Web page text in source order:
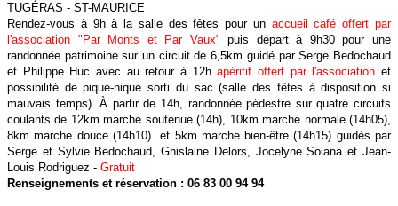
TUGÉRAS - ST-MAURICE
Rendez-vous à 9h à la salle des fêtes pour un accueil café offert par
l'association "Par Monts et Par Vaux" puis départ à 9h30 pour une
randonnée patrimoine sur un circuit de 6,5km guidé par Serge Bedochaud
et Philippe Huc avec au retour à 12hapéritif offert par l'association et
possibilité de pique-nique sorti du sac (salle des fêtes à disposition si
mauvais temps). À partir de 14h, randonnée pédestre sur quatre circuits
coulants de 12km marche soutenue (14h), 10km marche normale (14h05),
8km marche douce (14h10) et 5km marche bien-être (14h15) guidés par
Serge et Sylvie Bedochaud, Ghislaine Delors, Jocelyne Solana et Jean-
Louis Rodriguez - Gratuit
Renseignements et réservation : 06 83 00 94 94